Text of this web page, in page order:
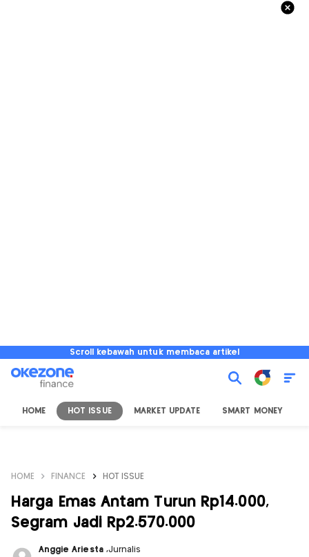
Scroll kebawah untuk membaca artikel
HOME HOT ISSUE MARKET UPDATE SMART MONEY
HOME FINANCE HOT ISSUE
Harga Emas Antam Turun Rp14.000,
Segram Jadi Rp2.570.000
Anggie Ariesta ,Jurnalis